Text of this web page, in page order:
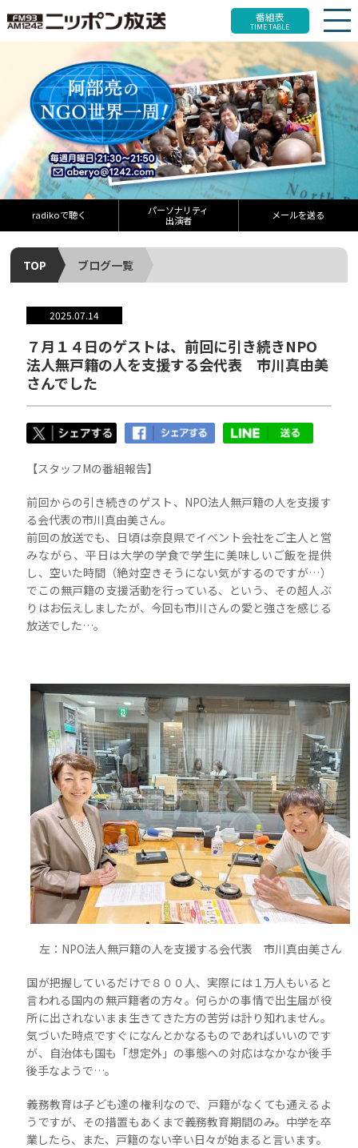
番組表
TIME TABLE
radikoで聴く
パーソナリティ
出演者
メールを送る
TOP ブログ一覧
2025.07.14
７月１４日のゲストは、前回に引き続きNPO
法人無戸籍の人を支援する会代表 市川真由美
さんでした
【スタッフMの番組報告】
前回からの引き続きのゲスト、NPO法人無戸籍の人を支援す
る会代表の市川真由美さん。
前回の放送でも、日頃は奈良県でイベント会社をご主人と営
みながら、平日は大学の学食で学生に美味しいご飯を提供
し、空いた時間（絶対空きそうにない気がするのですが…）
でこの無戸籍の支援活動を行っている、という、その超人ぶ
りはお伝えしましたが、今回も市川さんの愛と強さを感じる
放送でした…。
左：NPO法人無戸籍の人を支援する会代表 市川真由美さん
国が把握しているだけで８００人、実際には１万人もいると
言われる国内の無戸籍者の方々。何らかの事情で出生届が役
所に出されないまま生きてきた方の苦労は計り知れません。
気づいた時点ですぐになんとかなるものであればいいのです
が、自治体も国も「想定外」の事態への対応はなかなか後手
後手なようで…。
義務教育は子ども達の権利なので、戸籍がなくても通えるよ
うですが、その措置もあくまで義務教育期間のみ。中学を卒
業したら、また、戸籍のない辛い日々が始まると言います。